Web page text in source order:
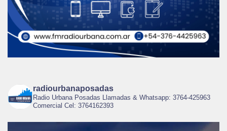
radiourbanaposadas
Radio Urbana Posadas Llamadas & Whatsapp: 3764-425963
Comercial Cel: 3764162393